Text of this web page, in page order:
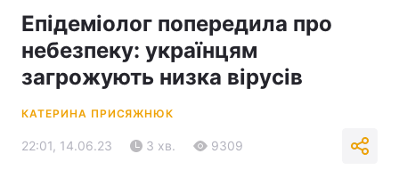
Епідеміолог попередила про
небезпеку: українцям
загрожують низка вірусів
КАТЕРИНА ПРИСЯЖНЮК
22:01, 14.06.23 3 хв. 9309